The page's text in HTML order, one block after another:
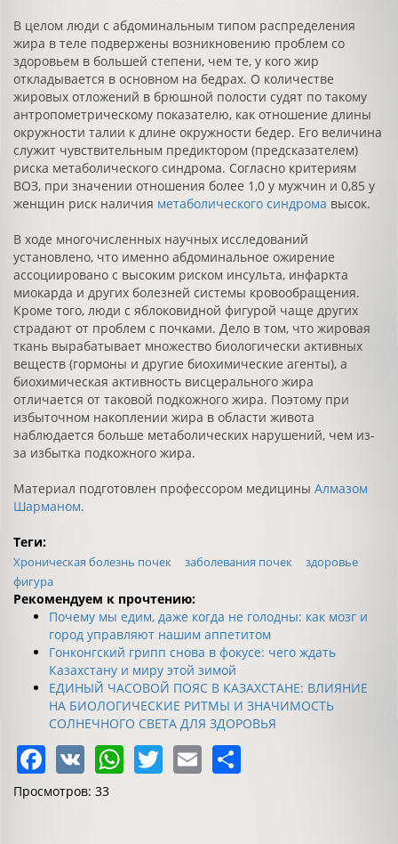
В целом люди с абдоминальным типом распределения
жира в теле подвержены возникновению проблем со
здоровьем в большей степени, чем те, у кого жир
откладывается в основном на бедрах. О количестве
жировых отложений в брюшной полости судят по такому
антропометрическому показателю, как отношение длины
окружности талии к длине окружности бедер. Его величина
служит чувствительным предиктором (предсказателем)
риска метаболического синдрома. Согласно критериям
ВОЗ, при значении отношения более 1,0 у мужчин и 0,85 у
женщин риск наличия метаболического синдрома высок.
В ходе многочисленных научных исследований
установлено, что именно абдоминальное ожирение
ассоциировано с высоким риском инсульта, инфаркта
миокарда и других болезней системы кровообращения.
Кроме того, люди с яблоковидной фигурой чаще других
страдают от проблем с почками. Дело в том, что жировая
ткань вырабатывает множество биологически активных
веществ (гормоны и другие биохимические агенты), а
биохимическая активность висцерального жира
отличается от таковой подкожного жира. Поэтому при
избыточном накоплении жира в области живота
наблюдается больше метаболических нарушений, чем из-
за избытка подкожного жира.
Материал подготовлен профессором медицины Алмазом
Шарманом.
Теги:
Хроническая болезнь почек заболевания почек
здоровье
фигура
Рекомендуем к прочтению:
Почему мы едим, даже когда не голодны: как мозг и
город управляют нашим аппетитом
Гонконгский грипп снова в фокусе: чего ждать
Казахстану и миру этой зимой
ЕДИНЫЙ ЧАСОВОЙ ПОЯС В КАЗАХСТАНЕ: ВЛИЯНИЕ
НА БИОЛОГИЧЕСКИЕ РИТМЫ И ЗНАЧИМОСТЬ
СОЛНЕЧНОГО СВЕТА ДЛЯ ЗДОРОВЬЯ
Facebook
VK WhatsApp
Twitter
Email
Просмотров: 33